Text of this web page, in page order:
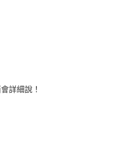
詳細說！